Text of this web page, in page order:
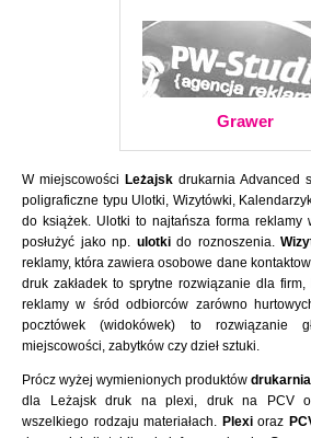
Grawer
W miejscowości Leżajsk drukarnia Advanced
poligraficzne typu Ulotki, Wizytówki,
do książek. Ulotki to najtańsza forma reklamy
posłużyć jako np. ulotkido roznoszenia.
reklamy, która zawiera osobowe dane
druk zakładek to sprytne rozwiązanie dla
reklamy w śród odbiorców zarówno
pocztówek (widokówek) to rozwiązanie
miejscowości, zabytków czy dzieł sztuki.
Prócz wyżej wymienionych produktów drukarnia
dla Leżajsk druk na plexi, druk na PCV
wszelkiego rodzaju materiałach. Plexioraz